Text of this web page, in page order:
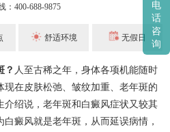
：400-688-9875
舒适环境 无假日
？ 人至古稀之年，身体各项机能随时
现在皮肤松弛、皱纹加重、老年斑的
介绍说，老年斑和白癜风症状又较其
癜风就是老年斑，从而延误病情，
电
话
咨
询